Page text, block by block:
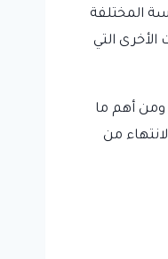
المختلفة
التي
ومن أهم ما
من